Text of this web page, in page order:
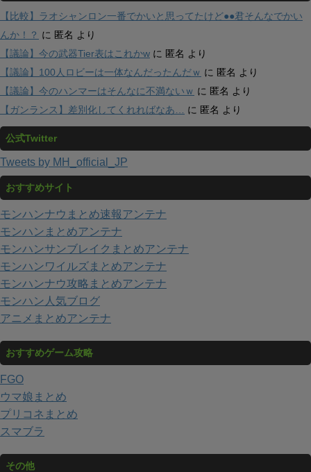
【比較】ラオシャンロン一番でかいと思ってたけど●●君そんなでかい
んか！？ に 匿名 より
【議論】今の武器Tier表はこれかw に 匿名 より
【議論】100人ロビーは一体なんだったんだｗ に 匿名 より
【議論】今のハンマーはそんなに不満ないｗ に 匿名 より
【ガンランス】差別化してくれればなあ…
に 匿名 より
公式Twitter
Tweets by MH_official_JP
おすすめサイト
モンハンナウまとめ速報アンテナ
モンハンまとめアンテナ
モンハンサンブレイクまとめアンテナ
モンハンワイルズまとめアンテナ
モンハンナウ攻略まとめアンテナ
モンハン人気ブログ
アニメまとめアンテナ
おすすめゲーム攻略
FGO
ウマ娘まとめ
プリコネまとめ
スマブラ
その他